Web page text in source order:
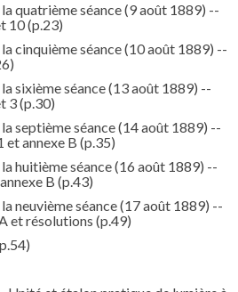
quatrième séance (9 août 1889) --
10(p.23)
cinquième séance (10 août 1889) --
sixième séance (13 août 1889) --
3(p.30)
septième séance (14 août 1889) --
et annexe B (p.35)
huitième séance (16 août 1889) --
B (p.43)
neuvième séance (17 août 1889) --
et résolutions (p.49)